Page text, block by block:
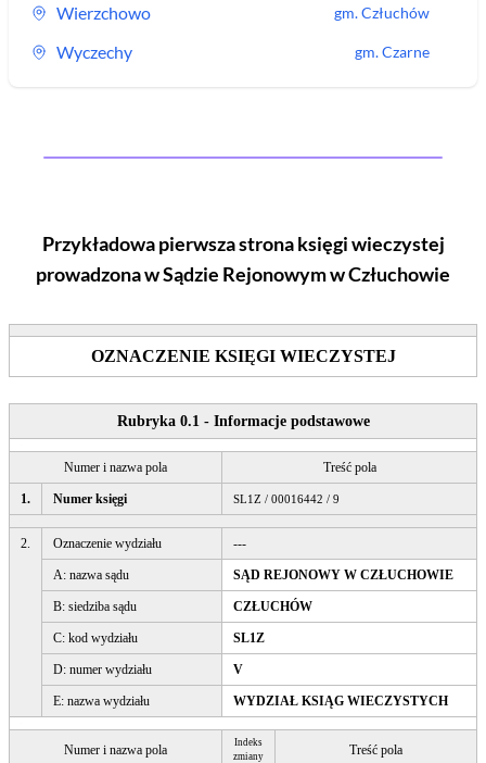
Wierzchowo gm.Człuchów
Wyczechy gm.Czarne
Przykładowa pierwsza strona księgi wieczystej
prowadzona w Sądzie Rejonowymw Człuchowie
OZNACZENIE KSIĘGI WIECZYSTEJ
Rubryka 0.1 - Informacje podstawowe
Numer i nazwa pola Treść pola
1. Numer księgi SL1Z / 00016442 / 9
2. Oznaczenie wydziału ---
A: nazwa sądu SĄD REJONOWY W CZŁUCHOWIE
B: siedziba sądu CZŁUCHÓW
C: kod wydziału SL1Z
D: numer wydziału V
E: nazwa wydziału WYDZIAŁ KSIĄG WIECZYSTYCH
Numer i nazwa pola
Indeks
zmiany
Treść pola